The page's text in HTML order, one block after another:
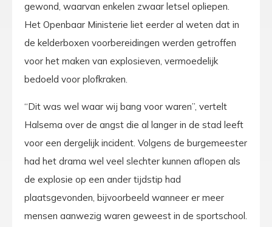
gewond, waarvan enkelen zwaar letsel opliepen.
Het Openbaar Ministerie liet eerder al weten dat in
de kelderboxen voorbereidingen werden getroffen
voor het maken van explosieven, vermoedelijk
bedoeld voor plofkraken.
“Dit was wel waar wij bang voor waren”, vertelt
Halsema over de angst die al langer in de stad leeft
voor een dergelijk incident. Volgens de burgemeester
had het drama wel veel slechter kunnen aflopen als
de explosie op een ander tijdstip had
plaatsgevonden, bijvoorbeeld wanneer er meer
mensen aanwezig waren geweest in de sportschool.